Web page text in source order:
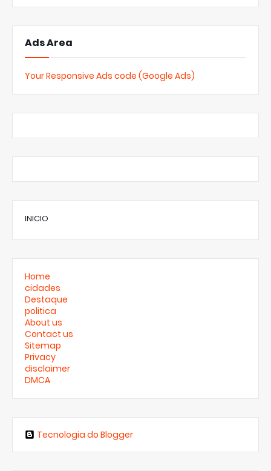
Ads Area
Your Responsive Ads code (Google Ads)
INICIO
Home
cidades
Destaque
politica
About us
Contact us
Sitemap
Privacy
disclaimer
DMCA
Tecnologia do Blogger